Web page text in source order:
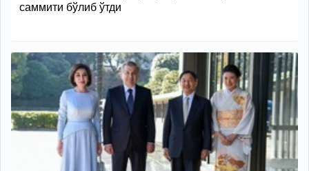
саммити бўлиб ўтди